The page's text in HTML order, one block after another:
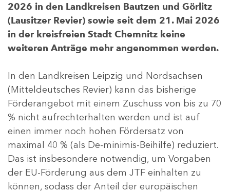
2026 in den Landkreisen Bautzen und Görlitz
(Lausitzer Revier) sowie seit dem 21. Mai 2026
in der kreisfreien Stadt Chemnitz keine
weiteren Anträge mehr angenommen werden.
In den Landkreisen Leipzig und Nordsachsen
(Mitteldeutsches Revier) kann das bisherige
Förderangebot mit einem Zuschuss von bis zu 70
% nicht aufrechterhalten werden und ist auf
einen immer noch hohen Fördersatz von
maximal 40 % (als De-minimis-Beihilfe) reduziert.
Das ist insbesondere notwendig, um Vorgaben
der EU-Förderung aus dem JTF einhalten zu
können, sodass der Anteil der europäischen